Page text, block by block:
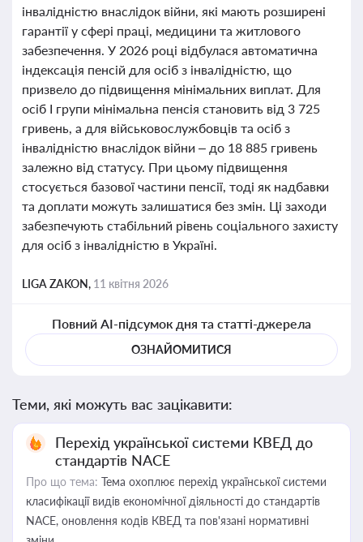
інвалідністю внаслідок війни, які мають розширені
гарантії у сфері праці, медицини та житлового
забезпечення. У 2026 році відбулася автоматична
індексація пенсій для осіб з інвалідністю, що
призвело до підвищення мінімальних виплат. Для
осіб І групи мінімальна пенсія становить від 3 725
гривень, а для військовослужбовців та осіб з
інвалідністю внаслідок війни – до 18 885 гривень
залежно від статусу. При цьому підвищення
стосується базової частини пенсії, тоді як надбавки
та доплати можуть залишатися без змін. Ці заходи
забезпечують стабільний рівень соціального захисту
для осіб з інвалідністю в Україні.
LIGA ZAKON, 11 квітня 2026
Повний AI-підсумок дня та статті-джерела
ОЗНАЙОМИТИСЯ
Теми, які можуть вас зацікавити:
Перехід української системи КВЕД до
стандартів NACE
Про що тема: Тема охоплює перехід української системи
класифікації видів економічної діяльності до стандартів
NACE, оновлення кодів КВЕД та пов'язані нормативні